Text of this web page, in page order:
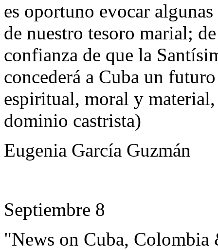
es oportuno evocar
de nuestro tesoro marial;
confianza de que la
concederá a Cuba un
espiritual, moral y
dominio castrista)
Eugenia García Guzmán
Septiembre 8
"News on Cuba,